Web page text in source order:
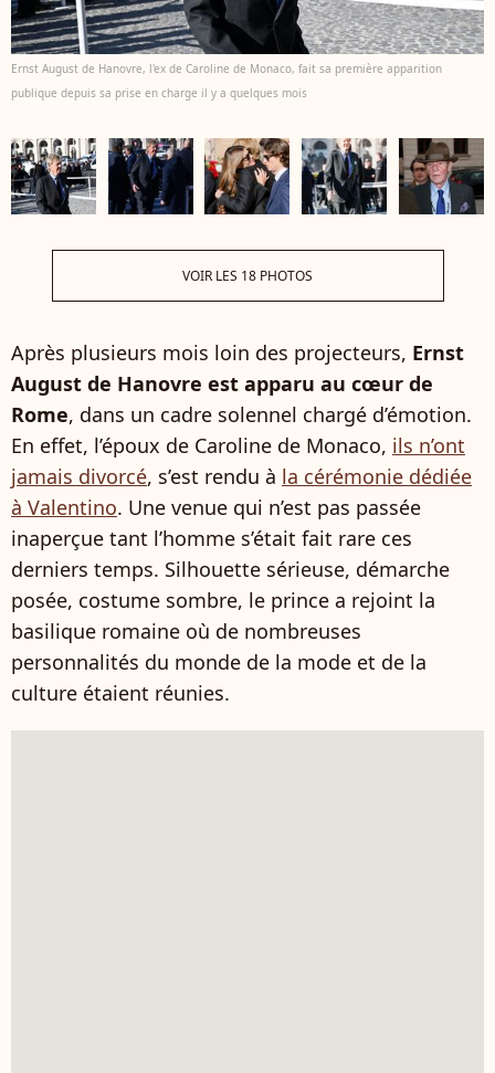
Ernst August de Hanovre, l'ex de Caroline de Monaco, fait sa première apparition
publique depuis sa prise en charge il y a quelques mois
VOIR LES 18 PHOTOS
Après plusieurs mois loin des projecteurs, Ernst
August de Hanovre est apparu au cœur de
Rome, dans un cadre solennel chargé d’émotion.
En effet, l’époux de Caroline de Monaco, ils n’ont
jamais divorcé, s’est rendu à la cérémonie dédiée
à Valentino. Une venue qui n’est pas passée
inaperçue tant l’homme s’était fait rare ces
derniers temps. Silhouette sérieuse, démarche
posée, costume sombre, le prince a rejoint la
basilique romaine où de nombreuses
personnalités du monde de la mode et de la
culture étaient réunies.